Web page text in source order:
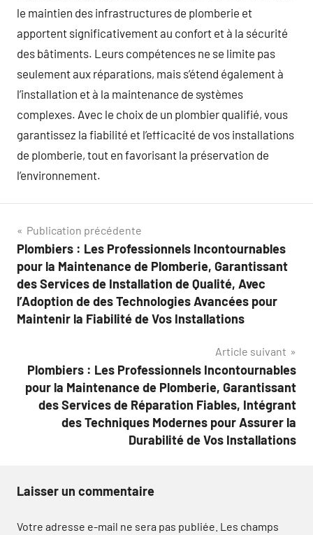
le maintien des infrastructures de plomberie et
apportent significativement au confort et à la sécurité
des bâtiments. Leurs compétences ne se limite pas
seulement aux réparations, mais s’étend également à
l’installation et à la maintenance de systèmes
complexes. Avec le choix de un plombier qualifié, vous
garantissez la fiabilité et l’efficacité de vos installations
de plomberie, tout en favorisant la préservation de
l’environnement.
Navigation
de
l’article
Publication précédente
Plombiers : Les Professionnels Incontournables
pour la Maintenance de Plomberie, Garantissant
des Services de Installation de Qualité, Avec
l’Adoption de des Technologies Avancées pour
Maintenir la Fiabilité de Vos Installations
Article suivant
Plombiers : Les Professionnels Incontournables
pour la Maintenance de Plomberie, Garantissant
des Services de Réparation Fiables, Intégrant
des Techniques Modernes pour Assurer la
Durabilité de Vos Installations
Laisser un commentaire
Votre adresse e-mail ne sera pas publiée. Les champs